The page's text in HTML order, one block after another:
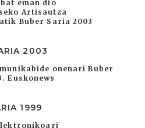
eman dio
Artisautza
Buber Saria 2003
2003
onenari Buber
Euskonews
1999